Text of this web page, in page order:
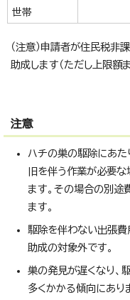
世帯
（注意）申請者が住民税非
助成します（ただし上限額ま
注意
ハチの巣の駆除にあた
旧を伴う作業が必要
ます。その場合の別途
ます。
駆除を伴わない出張費
助成の対象外です。
巣の発見が遅くなり、
多くかかる傾向にあり